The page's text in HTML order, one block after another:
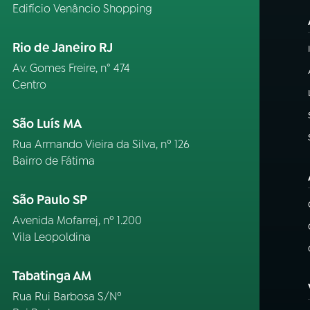
Edifício Venâncio Shopping
Rio de Janeiro RJ
Av. Gomes Freire, n° 474
Centro
São Luís MA
Rua Armando Vieira da Silva, nº 126
Bairro de Fátima
São Paulo SP
Avenida Mofarrej, nº 1.200
Vila Leopoldina
Tabatinga AM
Rua Rui Barbosa S/Nº